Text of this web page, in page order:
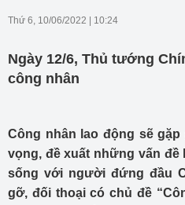
Thứ 6, 10/06/2022 10:24
Ngày 12/6, Thủ tướng
công nhân
Công nhân lao động sẽ
vọng, đề xuất những vấn đề
sống với người đứng đầu
gỡ, đối thoại có chủ đề